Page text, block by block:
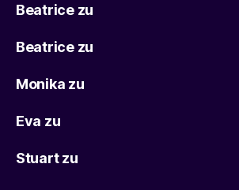
Beatricezu
Beatricezu
Monika zu
Eva zu
Stuartzu